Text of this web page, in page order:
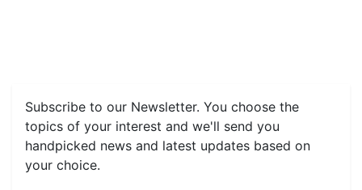
Subscribe to our Newsletter. You choose the
topics of your interest and we'll send you
handpicked news and latest updates based on
your choice.